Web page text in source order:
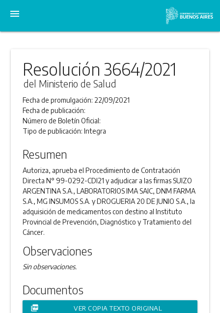
menu
Resolución 3664/2021
del Ministerio de Salud
Fecha de promulgación: 22/09/2021
Fecha de publicación:
Número de Boletín Oficial:
Tipo de publicación:Integra
Resumen
Autoriza, aprueba el Procedimiento de Contratación
Directa N° 99-0292-CDI21 y adjudicar a las firmas SUIZO
ARGENTINA S.A., LABORATORIOS IMA SAIC, DNM FARMA
S.A., MG INSUMOS S.A. y DROGUERIA 20 DE JUNIO S.A., la
adquisición de medicamentos con destino al Instituto
Provincial de Prevención, Diagnóstico y Tratamiento del
Cáncer.
Observaciones
Sin observaciones.
Documentos
picture_as_pdf VER COPIA TEXTO ORIGINAL